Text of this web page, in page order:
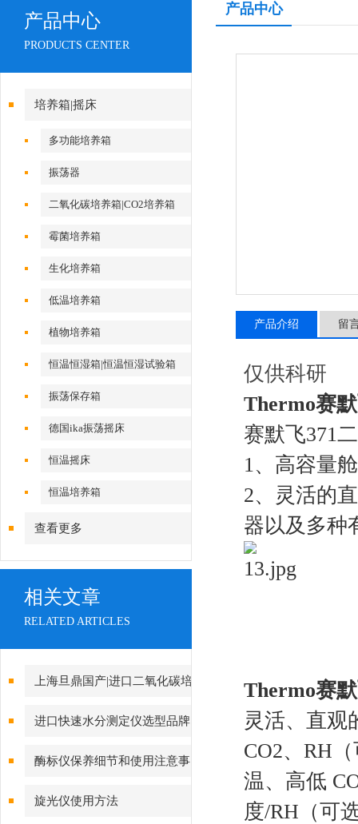
产品中心
PRODUCTS CENTER
培养箱|摇床
多功能培养箱
振荡器
二氧化碳培养箱|CO2培养箱
霉菌培养箱
生化培养箱
低温培养箱
植物培养箱
恒温恒湿箱|恒温恒湿试验箱
振荡保存箱
德国ika振荡摇床
恒温摇床
恒温培养箱
查看更多
相关文章
RELATED ARTICLES
上海旦鼎国产|进口二氧化碳培
养箱|CO2培养箱报价|低品牌全
进口快速水分测定仪选型品牌
推荐
酶标仪保养细节和使用注意事
项
旋光仪使用方法
产品中心
产品介绍 留
仅供科研
Thermo赛
赛默飞371
1、高容量
2、灵活的
器以及多种
Thermo赛
灵活、直观
CO2、RH
温、高低
度/RH（可